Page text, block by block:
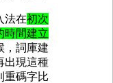
法在初次
時間建立
，詞庫建
出現這種
重碼字比